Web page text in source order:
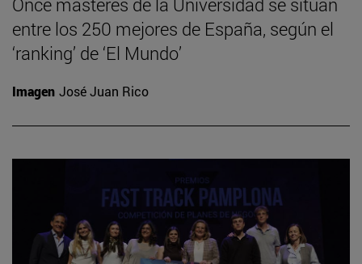
entre los 250 mejores de España, según el
‘ranking’ de ‘El Mundo’
Imagen José Juan Rico